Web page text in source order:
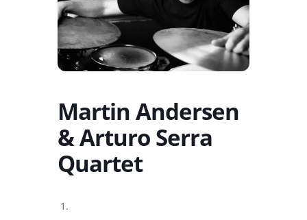
Martin Andersen
& Arturo Serra
Quartet